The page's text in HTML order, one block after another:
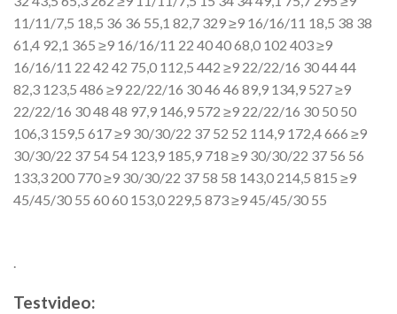
11/11/7,5 18,5 36 36 55,1 82,7 329 ≥9 16/16/11 18,5 38 38
61,4 92,1 365 ≥9 16/16/11 22 4040 68,0 102 403 ≥9
16/16/11 22 42 42 75,0 112,5 442 ≥9 22/22/16 30 4444
82,3 123,5 486 ≥9 22/22/16 30 46 46 89,9 134,9 527 ≥9
22/22/16 30 48 48 97,9 146,9 572 ≥9 22/22/16 30 50 50
106,3 159,5 617 ≥9 30/30/22 37 52 52 114,9 172,4 666 ≥9
30/30/22 37 54 54 123,9 185,9 718 ≥9 30/30/22 37 56 56
133,3 200 770 ≥9 30/30/22 37 58 58 143,0 214,5 815 ≥9
45/45/30 55 60 60 153,0 229,5 873 ≥9 45/45/30 55
.
Testvideo: